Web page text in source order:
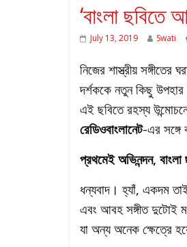
‘বাংলা ছবিতে
July 13, 2019 Swati
নিজের শাস্ত্রীয় সঙ্গীতের
দর্শককে নতুন কিছু উপহার
এই ছবিতে রহস্য
রেডিওবাংলানেট-এর সঙ্গে
প্রথমেই অভিনন্দন,
ধন্যবাদ। হ্যাঁ, একদম
এবং আবহ সঙ্গীত দুটোই
যা অন্য অনেক ক্ষেত্রে